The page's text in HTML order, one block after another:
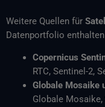
Weitere Quellen für
Datenportfolio
Copernicus
RTC, Sentinel-2,
Globale Mosaike
Globale Mosaike,